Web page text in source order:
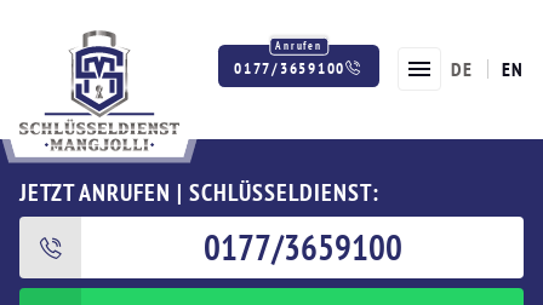
0177/3659100 DE EN
JETZT ANRUFEN | SCHLÜSSELDIENST:
0177/3659100